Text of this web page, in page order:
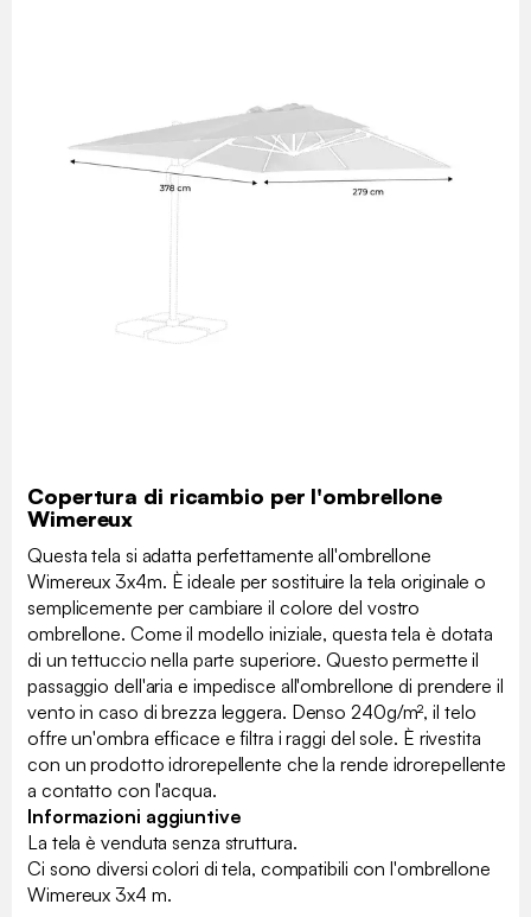
Copertura di ricambio per l'ombrellone
Wimereux
Questa tela si adatta perfettamente all'ombrellone
Wimereux 3x4m. È ideale per sostituire la tela originale o
semplicemente per cambiare il colore del vostro
ombrellone. Come il modello iniziale, questa tela è dotata
di un tettuccio nella parte superiore. Questo permette il
passaggio dell'aria e impedisce all'ombrellone di prendere il
vento in caso di brezza leggera. Denso 240g/m², il telo
offre un'ombra efficace e filtra i raggi del sole. È rivestita
con un prodotto idrorepellente che la rende idrorepellente
a contatto con l'acqua.
Informazioni aggiuntive
La tela è venduta senza struttura.
Ci sono diversi colori di tela, compatibili con l'ombrellone
Wimereux 3x4 m.